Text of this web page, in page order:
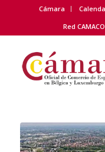
Cámara
Red